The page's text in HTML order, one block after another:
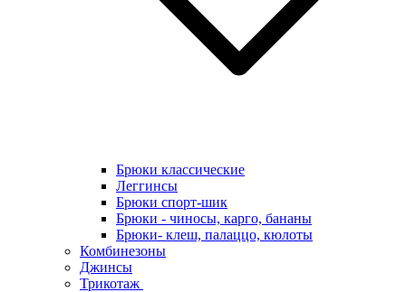
Брюки классические
Леггинсы
Брюки спорт-шик
Брюки - чиносы, карго, бананы
Брюки- клеш, палаццо, кюлоты
Комбинезоны
Джинсы
Трикотаж